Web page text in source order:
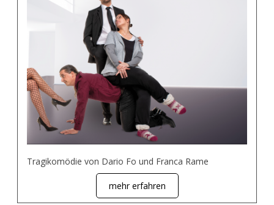
Tragikomödie von Dario Fo und Franca Rame
mehr erfahren